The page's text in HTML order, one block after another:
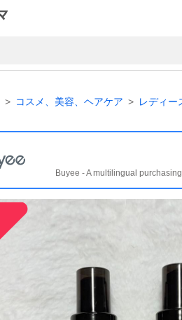
コスメ、美容、ヘアケア レディー
Buyee - A multilingual